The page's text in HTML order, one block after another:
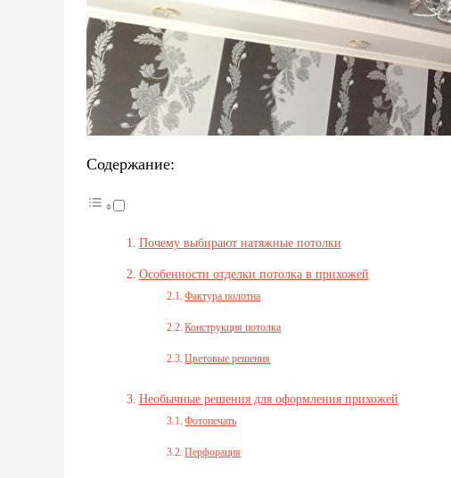
Содержание:
Почему выбирают натяжные потолки
Особенности отделки потолка в прихожей
Фактура полотна
Конструкция потолка
Цветовые решения
Необычные решения для оформления прихожей
Фотопечать
Перфорация